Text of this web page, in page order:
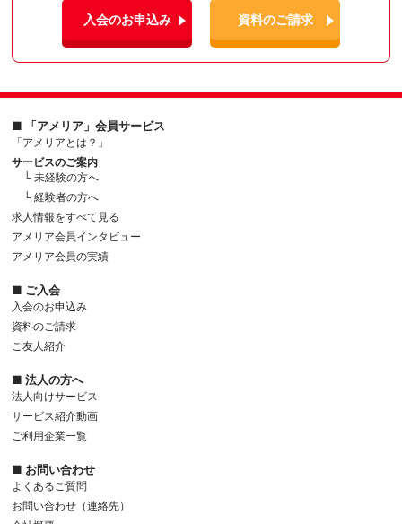
入会のお申込み 資料のご請求
■ 「アメリア」会員サービス
「アメリアとは？」
サービスのご案内
└ 未経験の方へ
└ 経験者の方へ
求人情報をすべて見る
アメリア会員インタビュー
アメリア会員の実績
■ ご入会
入会のお申込み
資料のご請求
ご友人紹介
■ 法人の方へ
法人向けサービス
サービス紹介動画
ご利用企業一覧
■ お問い合わせ
よくあるご質問
お問い合わせ（連絡先）